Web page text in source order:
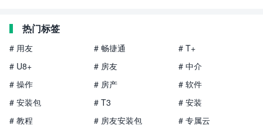
热门标签
# 用友 # 畅捷通
# T+
# U8+
# 房友
# 中介
# 操作
# 房产
# 软件
# 安装包
# T3
# 安装
# 教程
# 房友安装包
# 专属云